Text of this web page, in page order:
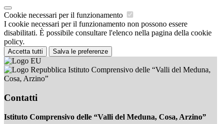
Cookie necessari per il funzionamento
I cookie necessari per il funzionamento non possono essere
disabilitati. È possibile consultare l'elenco nella pagina della cookie
policy.
Accetta tutti Salva le preferenze
Istituto Comprensivo delle “Valli del Meduna,
Cosa, Arzino”
Contatti
Istituto Comprensivo delle “Valli del Meduna, Cosa, Arzino”